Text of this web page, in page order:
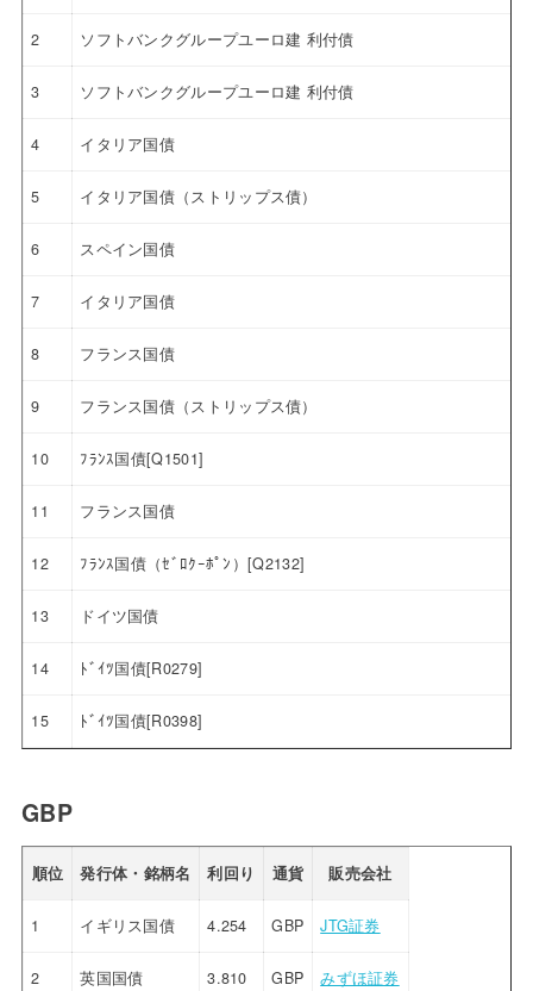
2 ソフトバンクグループユーロ建 利付債
3 ソフトバンクグループユーロ建 利付債
4 イタリア国債
5 イタリア国債（ストリップス債）
6 スペイン国債
7 イタリア国債
8 フランス国債
9 フランス国債（ストリップス債）
10 ﾌﾗﾝｽ国債[Q1501]
11 フランス国債
12 ﾌﾗﾝｽ国債（ｾﾞﾛｸｰﾎﾟﾝ）[Q2132]
13 ドイツ国債
14 ﾄﾞｲﾂ国債[R0279]
15 ﾄﾞｲﾂ国債[R0398]
GBP
順位 発行体・銘柄名 利回り 通貨 販売会社
1 イギリス国債 4.254 GBP JTG証券
2 英国国債 3.810 GBP みずほ証券